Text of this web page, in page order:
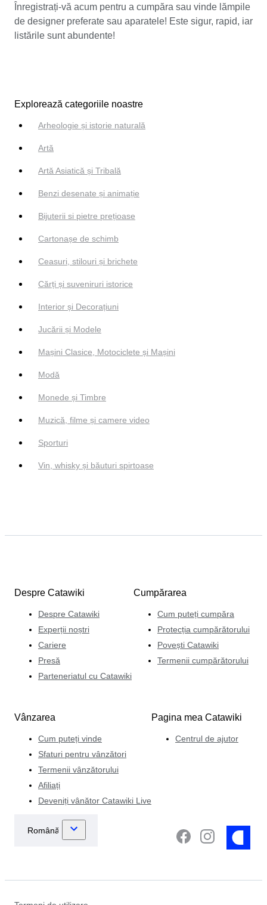
Înregistrați-vă acum pentru a cumpăra sau vinde lămpile
de designer preferate sau aparatele! Este sigur, rapid, iar
listările sunt abundente!
Explorează categoriile noastre
Arheologie și istorie naturală
Artă
Artă Asiatică și Tribală
Benzi desenate și animație
Bijuterii si pietre prețioase
Cartonașe de schimb
Ceasuri, stilouri și brichete
Cărți și suveniruri istorice
Interior și Decorațiuni
Jucării și Modele
Mașini Clasice, Motociclete și Mașini
Modă
Monede și Timbre
Muzică, filme și camere video
Sporturi
Vin, whisky și băuturi spirtoase
Despre Catawiki
Despre Catawiki
Experții noștri
Cariere
Presă
Parteneriatul cu Catawiki
Cumpărarea
Cum puteți cumpăra
Protecția cumpărătorului
Povești Catawiki
Termenii cumpărătorului
Vânzarea
Cum puteți vinde
Sfaturi pentru vânzători
Termenii vânzătorului
Afiliați
Deveniți vânător Catawiki Live
Pagina mea Catawiki
Centrul de ajutor